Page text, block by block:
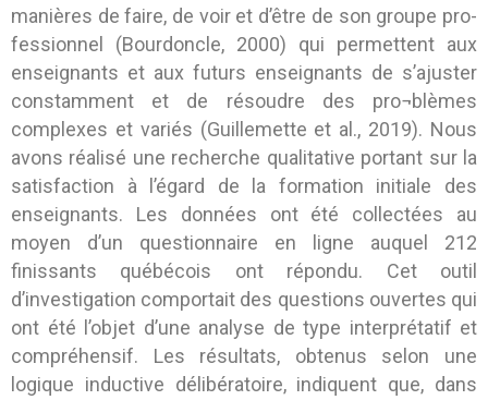
manières de faire, de voir et d’être de son groupe pro-
fessionnel (Bourdoncle, 2000) qui permettent aux
enseignants et aux futurs enseignants de s’ajuster
constamment et de résoudre des pro¬blèmes
complexes et variés (Guillemette et al., 2019). Nous
avons réalisé une recherche qualitative portant sur la
satisfaction à l’égard de la formation initiale des
enseignants. Les données ont été collectées au
moyen d’un questionnaire en ligne auquel 212
finissants québécois ont répondu. Cet outil
d’investigation comportait des questions ouvertes qui
ont été l’objet d’une analyse de type interprétatif et
compréhensif. Les résultats, obtenus selon une
logique inductive délibératoire, indiquent que, dans